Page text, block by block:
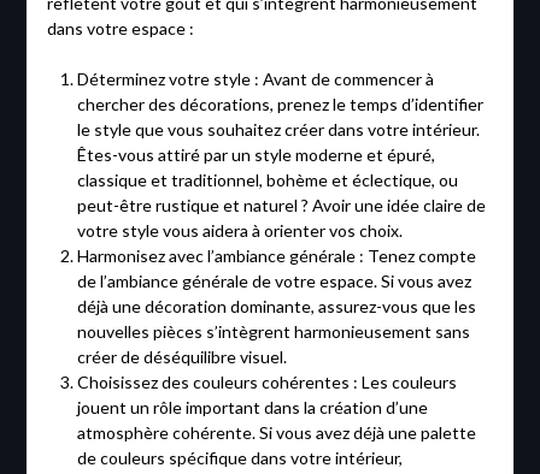
dans votre espace :
Déterminez votre style : Avant de commencer à
chercher des décorations, prenez le temps d’identifier
le style que vous souhaitez créer dans votre intérieur.
Êtes-vous attiré par un style moderne et épuré,
classique et traditionnel, bohème et éclectique, ou
peut-être rustique et naturel ? Avoir une idée claire de
votre style vous aidera à orienter vos choix.
Harmonisez avec l’ambiance générale : Tenez compte
de l’ambiance générale de votre espace. Si vous avez
déjà une décoration dominante, assurez-vous que les
nouvelles pièces s’intègrent harmonieusement sans
créer de déséquilibre visuel.
Choisissez des couleurs cohérentes : Les couleurs
jouent un rôle important dans la création d’une
atmosphère cohérente. Si vous avez déjà une palette
de couleurs spécifique dans votre intérieur,